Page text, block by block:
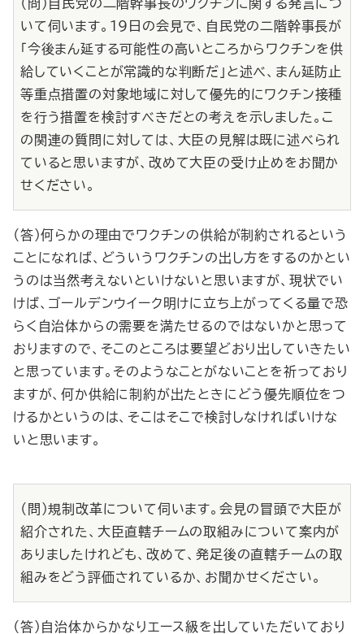
（問）自民党の二階幹事長のワクチンに関する発言につ
いて伺います。19日の会見で、自民党の二階幹事長が
「今後まん延する可能性の高いところからワクチンを供
給していくことが常識的な判断だ」と述べ、まん延防止
等重点措置の対象地域に対して優先的にワクチン接種
を行う措置を検討すべきだとの考えを示しました。こ
の関連の質問に対しては、大臣の見解は既に述べられ
ていると思いますが、改めて大臣の受け止めをお聞か
せください。
（答）何らかの理由でワクチンの供給が制約されるという
ことになれば、どういうワクチンの出し方をするのかとい
うのは当然考えないといけないと思いますが、現状でい
けば、ゴールデンウイーク明けに立ち上がってくる量で恐
らく自治体からの需要を満たせるのではないかと思って
おりますので、そこのところは要望どおり出していきたい
と思っています。そのようなことがないことを祈っており
ますが、何か供給に制約が出たときにどう優先順位をつ
けるかというのは、そこはそこで検討しなければいけな
いと思います。
（問）規制改革について伺います。会見の冒頭で大臣が
紹介された、大臣直轄チームの取組みについて案内が
ありましたけれども、改めて、発足後の直轄チームの取
組みをどう評価されているか、お聞かせください。
（答）自治体からかなりエース級を出していただいており